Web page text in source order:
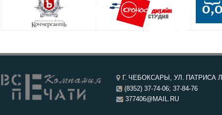
Г. ЧЕБОКСАРЫ, УЛ. ПАТРИСА
(8352) 37-74-06; 37-84-76
377406@MAIL.RU